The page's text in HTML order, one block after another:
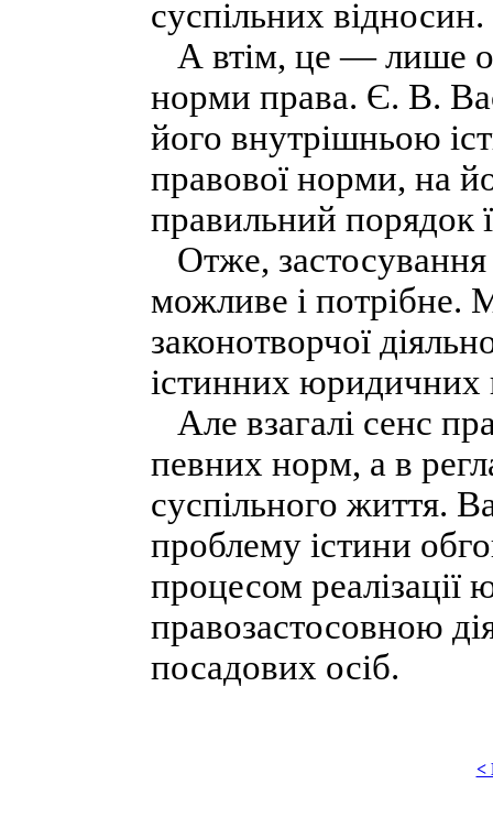
суспільних відносин.
А втім, це — лише
норми права. Є. В.
його внутрішньою
правової норми, на
правильний порядок
Отже, застосування
можливе і потрібне.
законотворчої
істинних
Але взагалі сенс
певних норм, а в
суспільного життя.
проблему істини
процесом
правозастосовною
посадових осіб.
<